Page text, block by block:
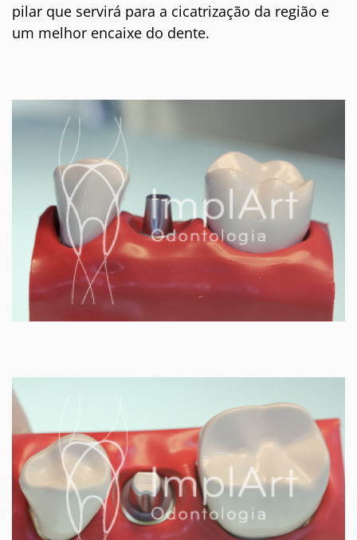
pilar que servirá para a cicatrização da região e
um melhor encaixe do dente.